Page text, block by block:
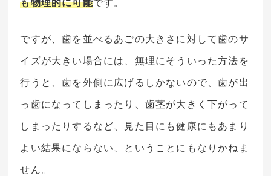
も物理的に可能です。
ですが、歯を並べるあごの大きさに対して歯のサ
イズが大きい場合には、無理にそういった方法を
行うと、歯を外側に広げるしかないので、歯が出
っ歯になってしまったり、歯茎が大きく下がって
しまったりするなど、見た目にも健康にもあまり
よい結果にならない、ということにもなりかねま
せん。